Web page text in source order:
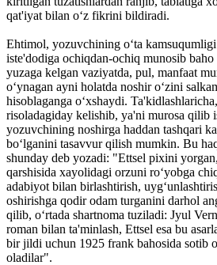
qat'iyat bilan o‘z fikrini bildiradi.
Ehtimol, yozuvchining o‘ta
iste'dodiga ochiqdan-ochiq munosib
yuzaga kelgan vaziyatda, pul, manfaat
o‘ynagan ayni holatda noshir o‘zini
hisoblaganga o‘xshaydi.
risoladagiday kelishib, ya'ni murosa qilib
yozuvchining noshirga haddan tash­qari
bo‘lganini tasavvur qilish mumkin. Bu
shunday deb yozadi: "Ettsel pixini
qarshisida xayolidagi orzuni ro‘yobga
adabiyot bilan birlashtirish,
oshirishga qodir odam turganini darhol
qilib, o‘rtada shartnoma tuziladi: Jyul
roman bilan ta'minlash, Ettsel esa bu
bir jildi uchun 1925 frank bahosida sotib
oladilar".